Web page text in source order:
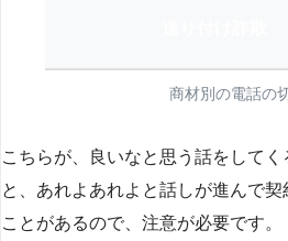
商材別の電話の
こちらが、良いなと思う話をして
と、あれよあれよと話しが進んで
ことがあるので、注意が必要です。